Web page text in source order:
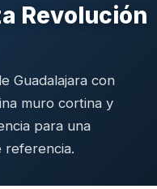
Revolución
Guadalajara con
muro cortina y
para una